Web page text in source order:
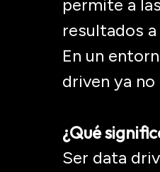
permite a
resultados
En un
driven ya no
¿Qué
Ser data